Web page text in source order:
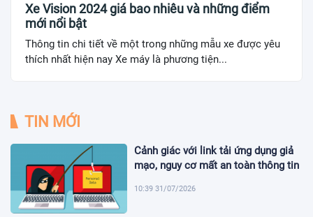
Xe Vision 2024 giá bao nhiêu và những điểm
mới nổi bật
Thông tin chi tiết về một trong những mẫu xe được yêu
thích nhất hiện nay Xe máy là phương tiện...
TIN MỚI
Cảnh giác với link tải ứng dụng giả
mạo, nguy cơ mất an toàn thông tin
10:39 31/07/2026